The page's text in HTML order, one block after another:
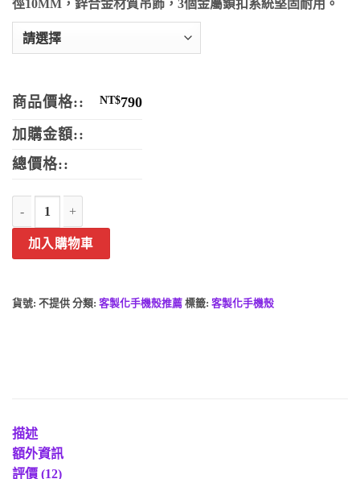
徑10MM，鋅合金材質吊飾，3個金屬鎖扣系統堅固耐用。
商品價格:: NT$790
加購金額::
總價格::
三星 Galaxy Z Flip 折疊機防摔鎧甲手機殼 客製化手機殼 數量
加入購物車
貨號: 不提供 分類: 客製化手機殼推薦 標籤: 客製化手機殼
描述
額外資訊
評價 (12)